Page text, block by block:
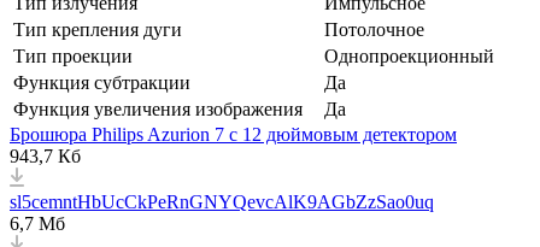
Тип крепления дуги
Потолочное
Тип проекции
Однопроекционный
Функция субтракции
Да
Функция увеличения изображения
Да
Брошюра Philips Azurion 7 с 12 дюймовым детектором
943,7 Кб
sl5cemntHbUcCkPeRnGNYQevcAlK9AGbZzSao0uq
6,7 Мб